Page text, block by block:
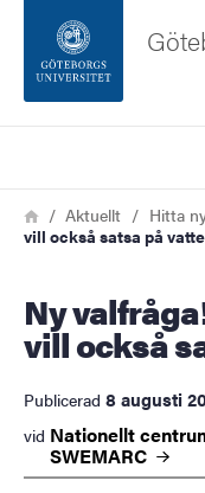
Sidfoten
Om webbplatsen
Länkstig
HemAktuellt Hitta
vill också satsa på
Ny valfråga! Oppositionsparti
vill också
Publicerad 8 augusti
vid Nationellt
SWEMARC